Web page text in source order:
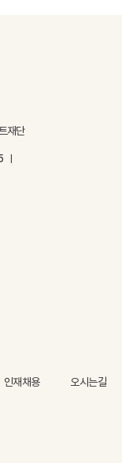
재단
인재채용 오시는길